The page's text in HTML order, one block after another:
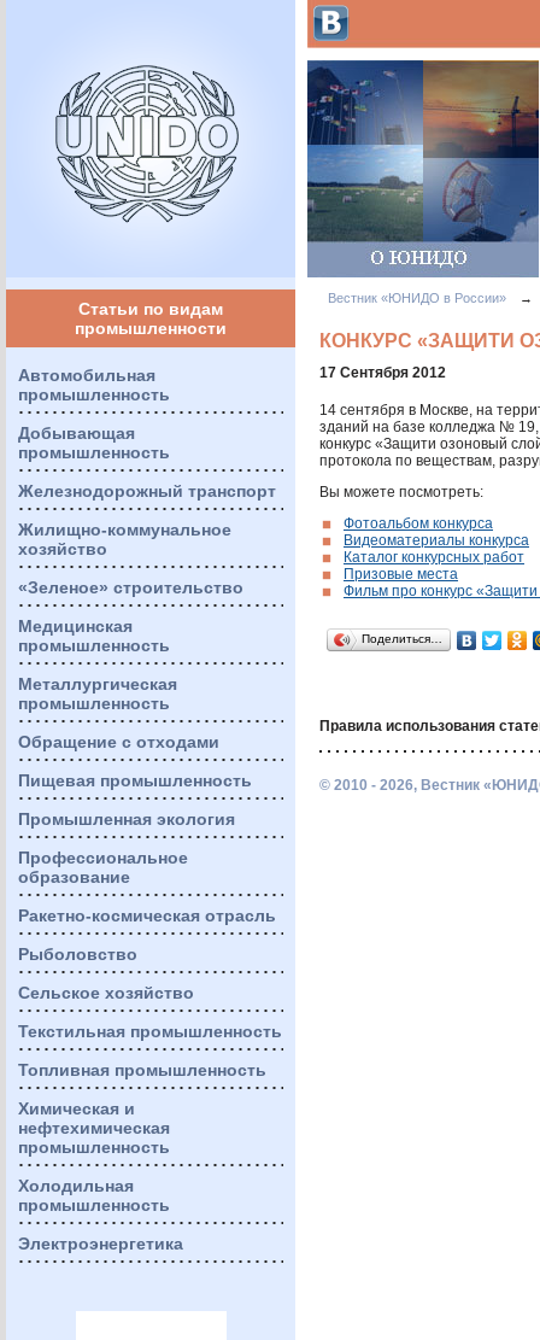
Статьи по видам
промышленности
Автомобильная
промышленность
Добывающая
промышленность
Железнодорожный транспорт
Жилищно-коммунальное
хозяйство
«Зеленое» строительство
Медицинская
промышленность
Металлургическая
промышленность
Обращение с отходами
Пищевая промышленность
Промышленная экология
Профессиональное
образование
Ракетно-космическая отрасль
Рыболовство
Сельское хозяйство
Текстильная промышленность
Топливная промышленность
Химическая и
нефтехимическая
промышленность
Холодильная
промышленность
Электроэнергетика
Вестник «ЮНИДО в России» →
КОНКУРС «ЗАЩИТИ
17 Сентября 2012
14 сентября в Москве, на
зданий на базе колледжа №
конкурс «Защити озоновый
протокола по веществам,
Вы можете посмотреть:
Фотоальбом конкурса
Видеоматериалы конкурса
Каталог конкурсных работ
Призовые места
Фильм про конкурс
Поделиться…
Правила использования
© 2010 - 2026, Вестник